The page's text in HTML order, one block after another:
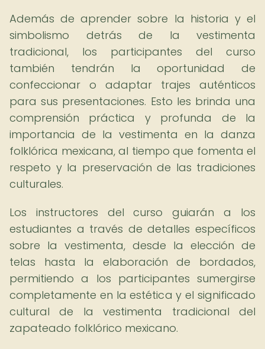
Además de aprender sobre la historia y el
simbolismo detrás de la vestimenta
tradicional, los participantes del curso
también tendrán la oportunidad de
confeccionar o adaptar trajes auténticos
para sus presentaciones. Esto les brinda una
comprensión práctica y profunda de la
importancia de la vestimenta en la danza
folklórica mexicana, al tiempo que fomenta el
respeto y la preservación de las tradiciones
culturales.
Los instructores del curso guiarán a los
estudiantes a través de detalles específicos
sobre la vestimenta, desde la elección de
telas hasta la elaboración de bordados,
permitiendo a los participantes sumergirse
completamente en la estética y el significado
cultural de la vestimenta tradicional del
zapateado folklórico mexicano.